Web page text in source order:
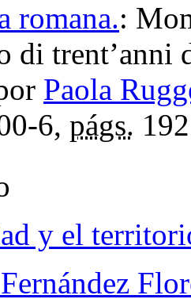
romana.:
di trent’anni
Paola
6, págs.
y el